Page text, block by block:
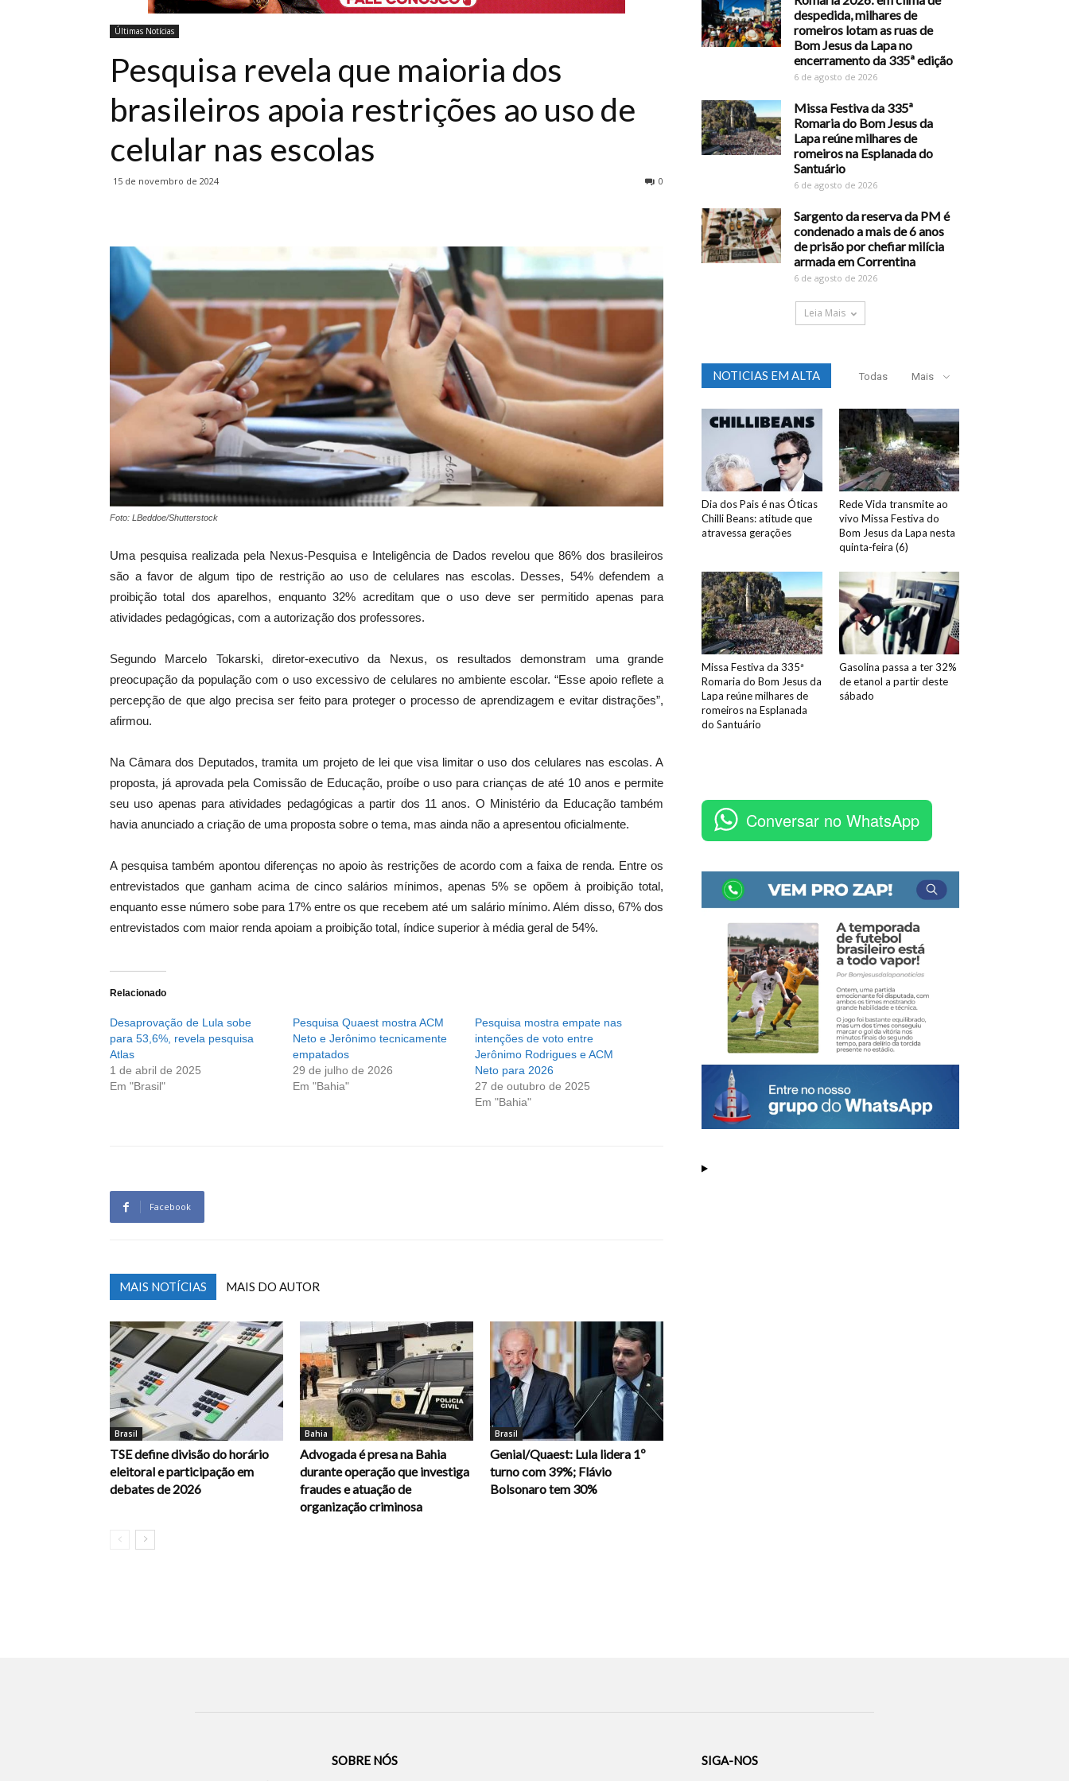
Últimas Notícias
Pesquisa revela que maioria dos
brasileiros apoia restrições ao uso de
celular nas escolas
15 de novembro de 2024 0
Foto: LBeddoe/Shutterstock
Uma pesquisa realizada pela Nexus-Pesquisa e Inteligência de Dados revelou que 86% dos brasileiros
são a favor de algum tipo de restrição ao uso de celulares nas escolas. Desses, 54% defendem a
proibição total dos aparelhos, enquanto 32% acreditam que o uso deve ser permitido apenas para
atividades pedagógicas, com a autorização dos professores.
Segundo Marcelo Tokarski, diretor-executivo da Nexus, os resultados demonstram uma grande
preocupação da população com o uso excessivo de celulares no ambiente escolar. “Esse apoio reflete a
percepção de que algo precisa ser feito para proteger o processo de aprendizagem e evitar distrações”,
afirmou.
Na Câmara dos Deputados, tramita um projeto de lei que visa limitar o uso dos celulares nas escolas. A
proposta, já aprovada pela Comissão de Educação, proíbe o uso para crianças de até 10 anos e permite
seu uso apenas para atividades pedagógicas a partir dos 11 anos. O Ministério da Educação também
havia anunciado a criação de uma proposta sobre o tema, mas ainda não a apresentou oficialmente.
A pesquisa também apontou diferenças no apoio às restrições de acordo com a faixa de renda. Entre os
entrevistados que ganham acima de cinco salários mínimos, apenas 5% se opõem à proibição total,
enquanto esse número sobe para 17% entre os que recebem até um salário mínimo. Além disso, 67% dos
entrevistados com maior renda apoiam a proibição total, índice superior à média geral de 54%.
Relacionado
Desaprovação de Lula sobe
para 53,6%, revela pesquisa
Atlas
1 de abril de 2025
Em "Brasil"
Pesquisa Quaest mostra ACM
Neto e Jerônimo tecnicamente
empatados
29 de julho de 2026
Em "Bahia"
Pesquisa mostra empate nas
intenções de voto entre
Jerônimo Rodrigues e ACM
Neto para 2026
27 de outubro de 2025
Em "Bahia"
Facebook
MAIS NOTÍCIAS MAIS DO AUTOR
Brasil
TSE define divisão do horário
eleitoral e participação em
debates de 2026
Bahia
Advogada é presa na Bahia
durante operação que investiga
fraudes e atuação de
organização criminosa
Brasil
Genial/Quaest: Lula lidera 1º
turno com 39%; Flávio
Bolsonaro tem 30%
despedida, milhares de
romeiros lotam as ruas de
Bom Jesus da Lapa no
encerramento da 335ª edição
6 de agosto de 2026
Missa Festiva da 335ª
Romaria do Bom Jesus da
Lapa reúne milhares de
romeiros na Esplanada do
Santuário
6 de agosto de 2026
Sargento da reserva da PM é
condenado a mais de 6 anos
de prisão por chefiar milícia
armada em Correntina
6 de agosto de 2026
Leia Mais
NOTICIAS EM ALTA Todas Mais
Dia dos Pais é nas Óticas
Chilli Beans: atitude que
atravessa gerações
Rede Vida transmite ao
vivo Missa Festiva do
Bom Jesus da Lapa nesta
quinta-feira (6)
Missa Festiva da 335ª
Romaria do Bom Jesus da
Lapa reúne milhares de
romeiros na Esplanada
do Santuário
Gasolina passa a ter 32%
de etanol a partir deste
sábado
Conversar no WhatsApp
SOBRE NÓS SIGA-NOS